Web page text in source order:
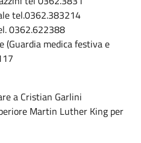
tel.0362.383214
0362.622388
(Guardia medica festiva e
a Cristian Garlini
Martin Luther King per